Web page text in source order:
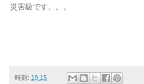
災害級です。。。
時刻: 19:15